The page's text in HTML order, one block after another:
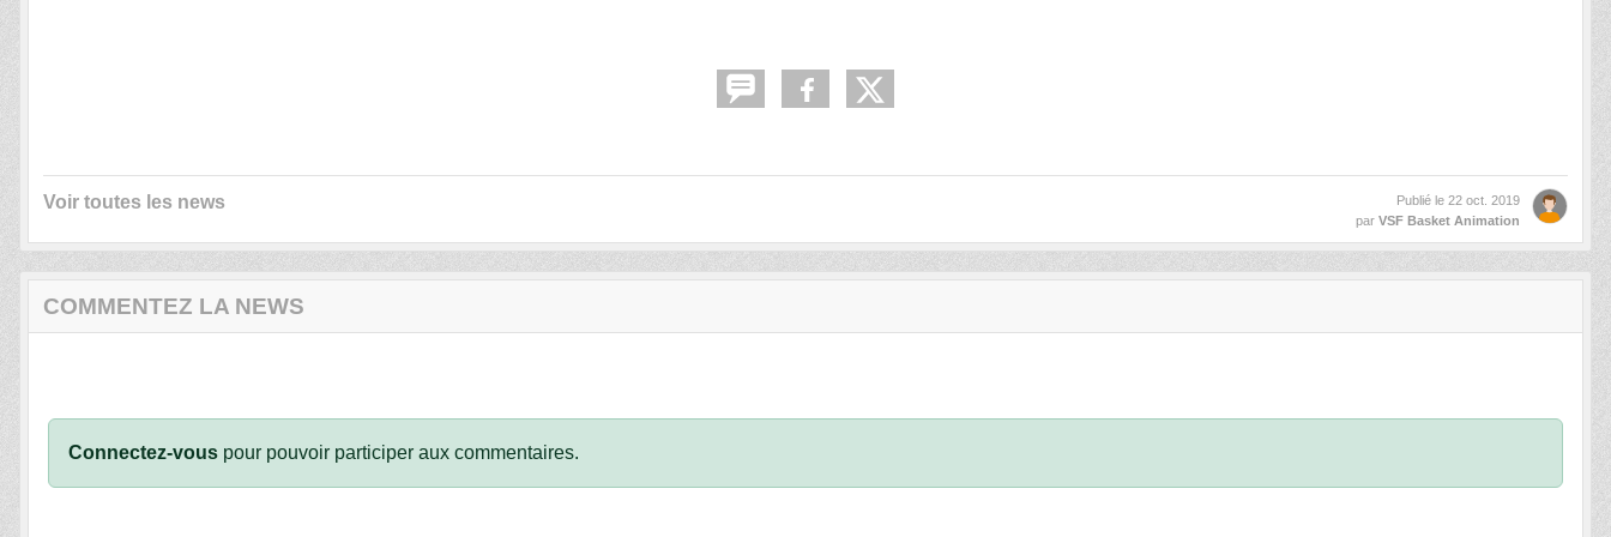
Voir toutes les news Publié le 22 oct. 2019
par VSF Basket Animation
COMMENTEZ LA NEWS
Connectez-vous pour pouvoir participer aux commentaires.